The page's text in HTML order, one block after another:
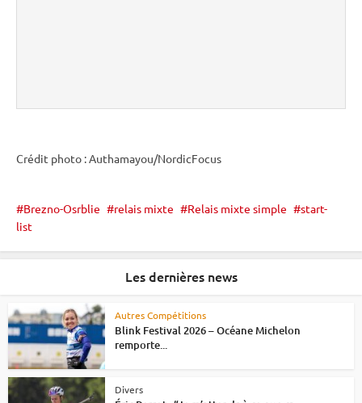
Crédit photo : Authamayou/NordicFocus
Brezno-Osrblie relais mixte Relais mixte simple
start-
list
Les dernières news
Autres Compétitions
Blink Festival 2026 – Océane Michelon
remporte...
Divers